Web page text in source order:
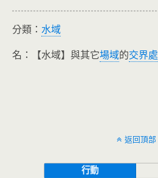
分類： 水域
名：【水域】與其它場域的交界處
返回頂部
行動